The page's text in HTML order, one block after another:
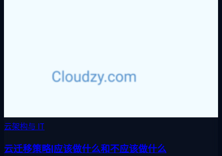
云架构与 IT
云迁移策略|应该做什么和不应该做什么